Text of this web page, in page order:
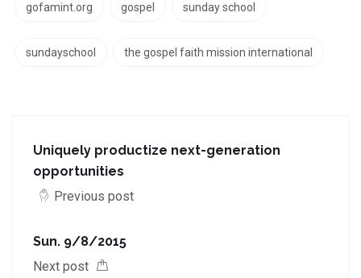
gofamint.org gospel sunday school
sundayschool the gospel faith mission international
Uniquely productize next-generation
opportunities
Previous post
Sun. 9/8/2015
Next post